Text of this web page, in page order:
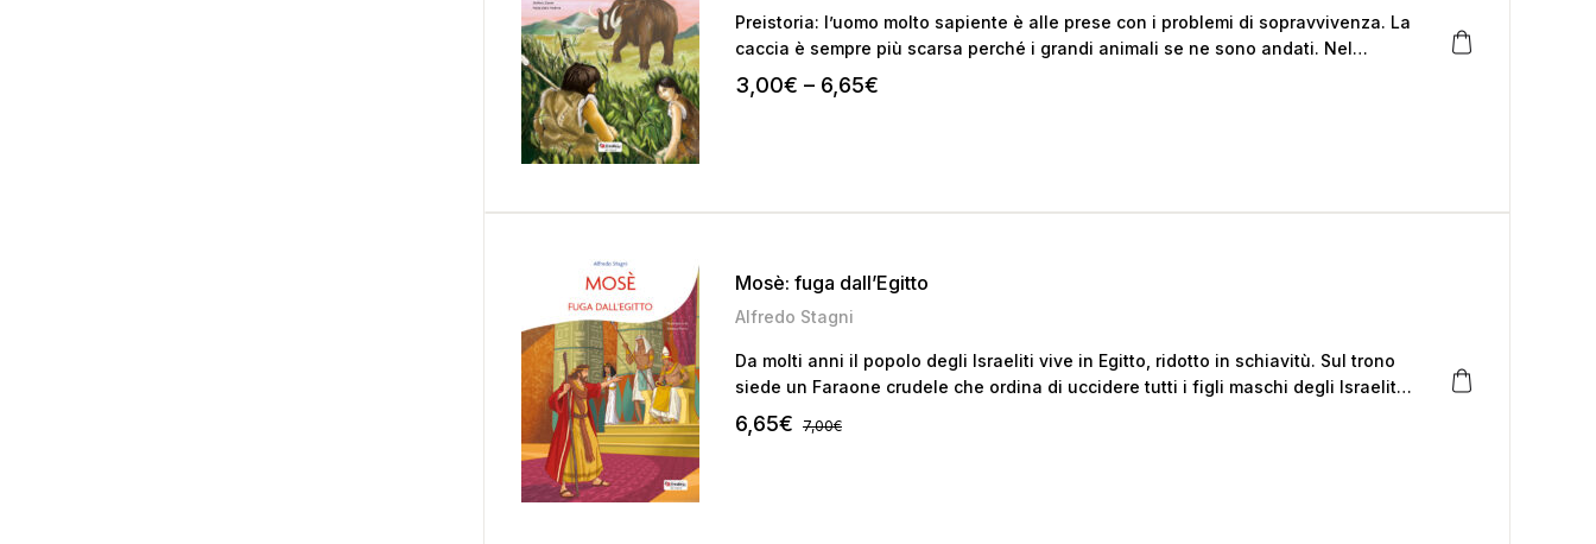
Preistoria: l’uomo molto sapiente è alle prese con i problemi di sopravvivenza. La
caccia è sempre più scarsa perché i grandi animali se ne sono andati. Nel
Villaggio dei Dirupi i cacciatori-raccoglitori sono perennemente in lotta con la
fame. Tra loro alcuni ragazzi vivono le avventure di ogni giorno tra un brivido e
3,00€ – 6,65€
Mosè: fuga dall’Egitto
Alfredo Stagni
Da molti anni il popolo degli Israeliti vive in Egitto, ridotto in schiavitù. Sul trono
siede un Faraone crudele che ordina di uccidere tutti i figli maschi degli Israeliti.
Per evitare che subisca quella sorte, una donna affida il suo figlioletto alle
acque del Nilo…
6,65€ 7,00€